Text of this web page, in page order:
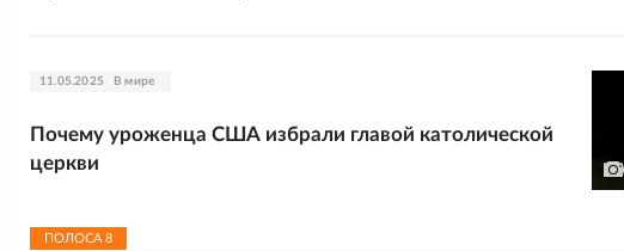
11.05.2025 В мире
Почему уроженца США избрали главой католической
церкви
ПОЛОСА 8